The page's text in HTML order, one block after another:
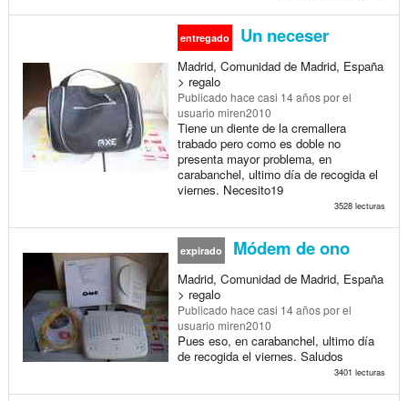
entregado Un neceser
Madrid, Comunidad de Madrid, España
> regalo
Publicado hace casi 14 añospor el
usuario miren2010
Tiene un diente de la cremallera
trabado pero como es doble no
presenta mayor problema, en
carabanchel, ultimo día de recogida el
viernes. Necesito19
3528 lecturas
expirado Módem de ono
Madrid, Comunidad de Madrid, España
> regalo
Publicado hace casi 14 añospor el
usuario miren2010
Pues eso, en carabanchel, ultimo día
de recogida el viernes. Saludos
3401 lecturas